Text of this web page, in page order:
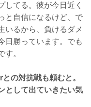
してる。彼が今日近く
と自信になるけど、で
いるから、負けるダメ
日勝っています。でも
す。
の対抗戦も頼むと。
として出ていきたい気